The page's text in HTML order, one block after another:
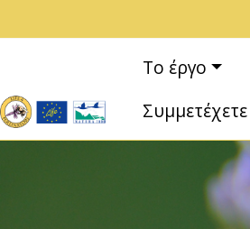
Το έργο
Συμμετέχετε